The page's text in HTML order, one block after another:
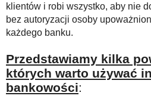
klientów i robi wszystko, aby nie
bez autoryzacji osoby
każdego banku.
Przedstawiamy kilka
których warto używać
bankowości: